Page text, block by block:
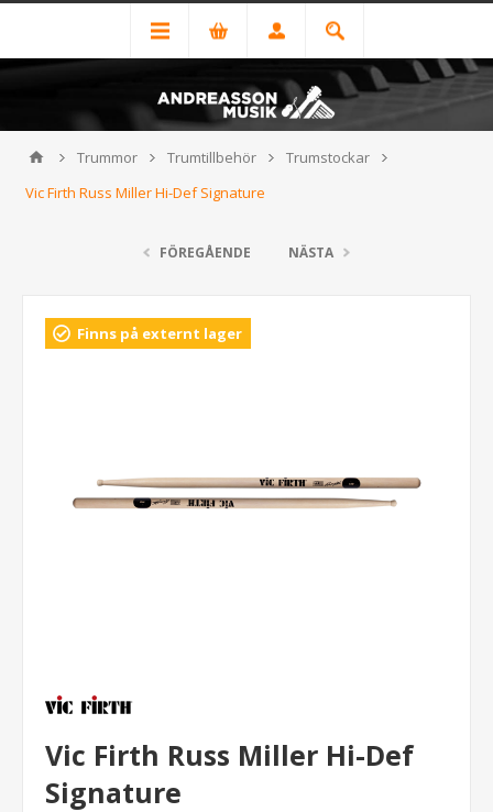
Trummor Trumtillbehör
Trumstockar
Vic Firth Russ Miller Hi-Def Signature
FÖREGÅENDE NÄSTA
Finns på externt lager
Vic Firth Russ Miller Hi-Def
Signature